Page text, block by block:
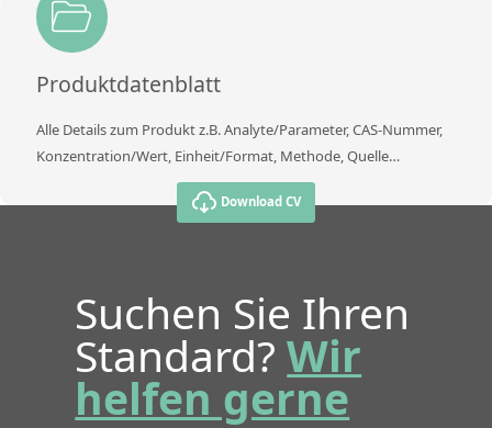
Produktdatenblatt
Alle Details zum Produkt z.B. Analyte/Parameter, CAS-Nummer,
Konzentration/Wert, Einheit/Format, Methode, Quelle…
Download CV
Suchen Sie Ihren
Standard?Wir
helfen gerne